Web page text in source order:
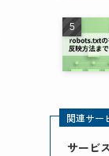
関連サー
サービ